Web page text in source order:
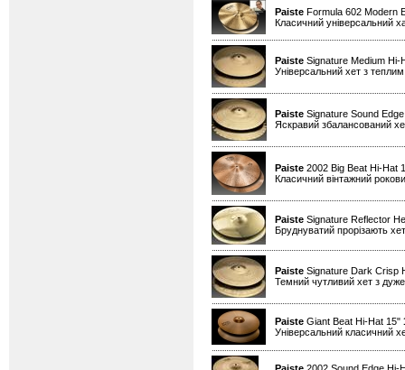
Paiste Formula 602 Modern
Класичний універсальний
Paiste Signature Medium Hi-
Універсальний хет з
Paiste Signature Sound
Яскравий збалансований
Paiste 2002 Big Beat Hi-Hat
Класичний вінтажний
Paiste Signature Reflector
Бруднуватий прорізають
Paiste Signature Dark Crisp
Темний чутливий хет з
Paiste Giant Beat Hi-Hat 15"
Універсальний класичний